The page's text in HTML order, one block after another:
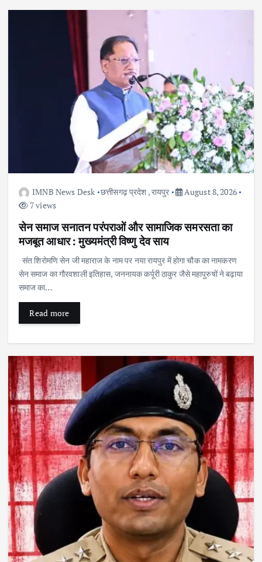
IMNB News Desk छत्तीसगढ़ प्रदेश ,रायपुर
August 8, 2026
7 views
सेन समाज सनातन परंपराओं और सामाजिक समरसता का
मजबूत आधार : मुख्यमंत्री विष्णु देव साय
संत शिरोमणि सेन जी महाराज के नाम पर नया रायपुर में होगा चौक का नामकरण
सेन समाज का गौरवशाली इतिहास, जननायक कर्पूरी ठाकुर जैसे महापुरुषों ने बढ़ाया
समाज का…
Read more